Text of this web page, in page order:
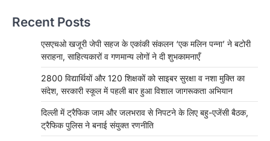
Recent Posts
एसएचओ खजूरी जेपी सहज के एकांकी संकलन ‘एक मलिन पन्ना’ ने बटोरी
सराहना, साहित्यकारों व गणमान्य लोगों ने दी शुभकामनाएँ
2800 विद्यार्थियों और 120 शिक्षकों को साइबर सुरक्षा व नशा मुक्ति का
संदेश, सरकारी स्कूल में पहली बार हुआ विशाल जागरूकता अभियान
दिल्ली में ट्रैफिक जाम और जलभराव से निपटने के लिए बहु-एजेंसी बैठक,
ट्रैफिक पुलिस ने बनाई संयुक्त रणनीति